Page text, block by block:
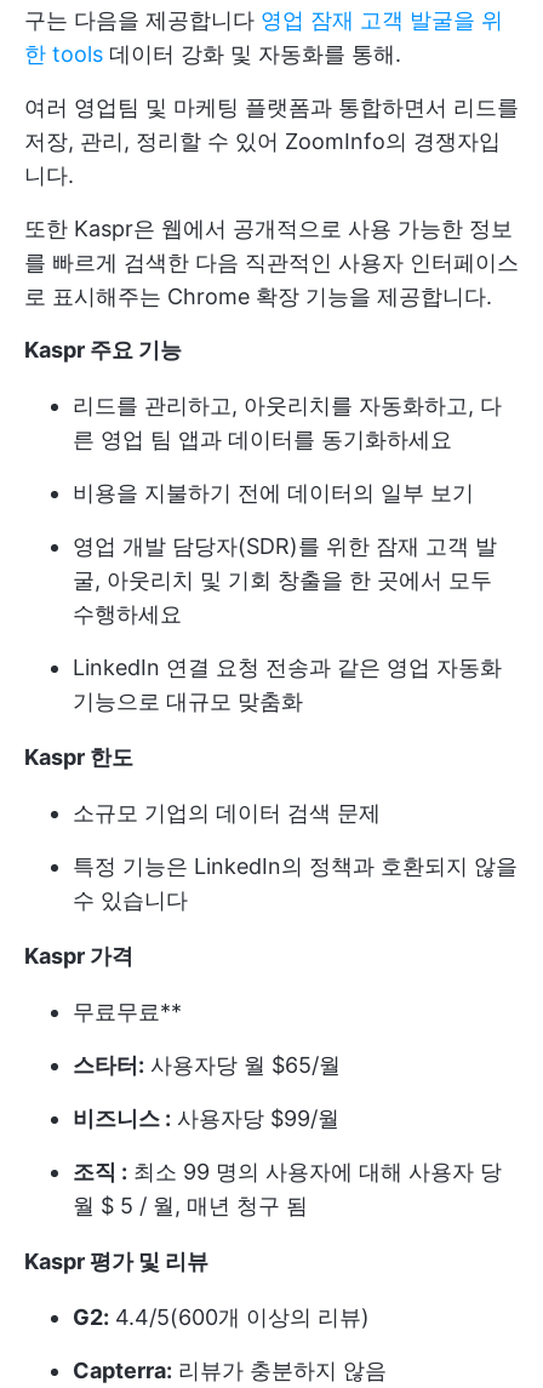
구는 다음을 제공합니다 영업 잠재 고객 발굴을 위
한 tools 데이터 강화 및 자동화를 통해.
여러 영업팀 및 마케팅 플랫폼과 통합하면서 리드를
저장, 관리, 정리할 수 있어 ZoomInfo의 경쟁자입
니다.
또한 Kaspr은 웹에서 공개적으로 사용 가능한 정보
를 빠르게 검색한 다음 직관적인 사용자 인터페이스
로 표시해주는 Chrome 확장 기능을 제공합니다.
Kaspr 주요 기능
리드를 관리하고, 아웃리치를 자동화하고, 다
른 영업 팀 앱과 데이터를 동기화하세요
비용을 지불하기 전에 데이터의 일부 보기
영업 개발 담당자(SDR)를 위한 잠재 고객 발
굴, 아웃리치 및 기회 창출을 한 곳에서 모두
수행하세요
LinkedIn 연결 요청 전송과 같은 영업 자동화
기능으로 대규모 맞춤화
Kaspr 한도
소규모 기업의 데이터 검색 문제
특정 기능은 LinkedIn의 정책과 호환되지 않을
수 있습니다
Kaspr 가격
무료무료**
스타터: 사용자당 월 $65/월
비즈니스 : 사용자당 $99/월
조직 : 최소 99 명의 사용자에 대해 사용자 당
월 $ 5 / 월, 매년 청구 됨
Kaspr 평가 및 리뷰
G2: 4.4/5(600개 이상의 리뷰)
Capterra: 리뷰가 충분하지 않음